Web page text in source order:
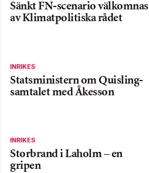
Sänkt FN-scenario välkomnas
av Klimatpolitiska rådet
INRIKES
Statsministern om Quisling-
samtalet med Åkesson
INRIKES
Storbrand i Laholm – en
gripen